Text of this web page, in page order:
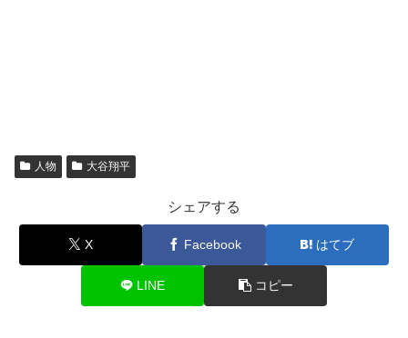
人物 大谷翔平
シェアする
X Facebook はてブ
LINE コピー